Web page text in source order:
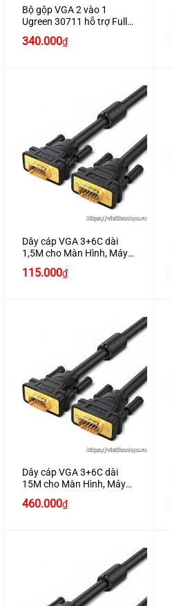
Bộ gộp VGA 2 vào 1
Ugreen 30711 hỗ trợ Full
340.000₫
Dây cáp VGA 3+6C dài
1,5M cho Màn Hình, Máy
11630 Cao Cấp
115.000₫
Dây cáp VGA 3+6C dài
15M cho Màn Hình, Máy
Chiếu Chính Hãng Ugreen
11634 Cao Cấp
460.000₫